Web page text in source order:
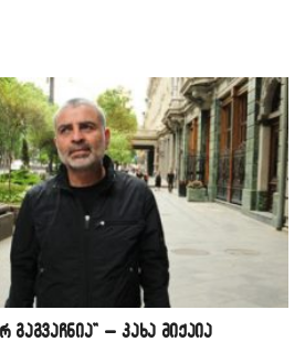
გაგვაჩნია” – კახა მიქაია